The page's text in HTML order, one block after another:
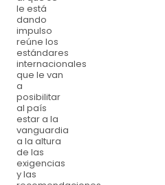
le está
dando
impulso
reúne los
estándares
internacionales
que le van
a
posibilitar
al país
estar a la
vanguardia
a la altura
de las
exigencias
y las